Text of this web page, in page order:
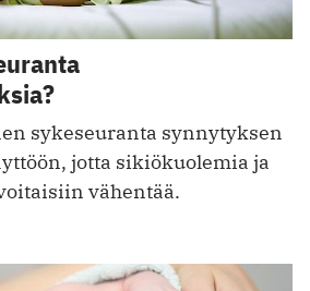
sykeseuranta synnytyksen
jotta sikiökuolemia ja
vähentää.